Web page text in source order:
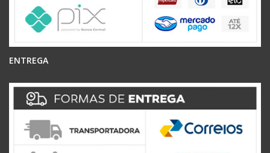
ENTREGA